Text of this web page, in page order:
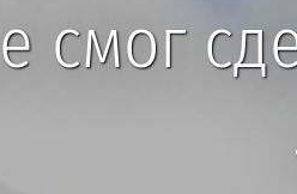
смог